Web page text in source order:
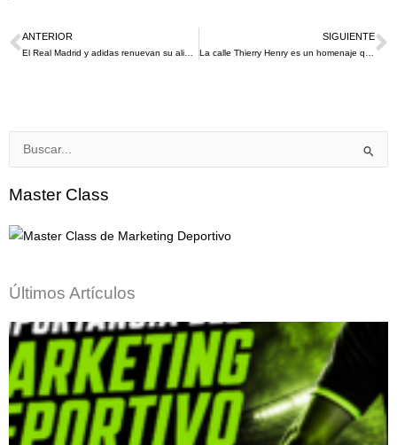
Ant
ANTERIOR SIGUIENTE
Buscar
Master Class
Últimos Artículos